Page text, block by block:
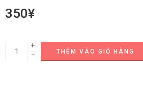
350¥
+
−
THÊM VÀO GIỎ HÀNG